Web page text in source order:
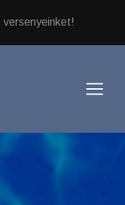
versenyeinket!